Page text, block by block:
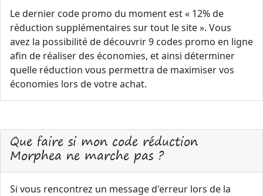
Le dernier code promo du moment est « 12% de
réduction supplémentaires sur tout le site ». Vous
avez la possibilité de découvrir 9 codes promo en ligne
afin de réaliser des économies, et ainsi déterminer
quelle réduction vous permettra de maximiser vos
économies lors de votre achat.
Que faire si mon code réduction
Morphea ne marche pas ?
Si vous rencontrez un message d'erreur lors de la